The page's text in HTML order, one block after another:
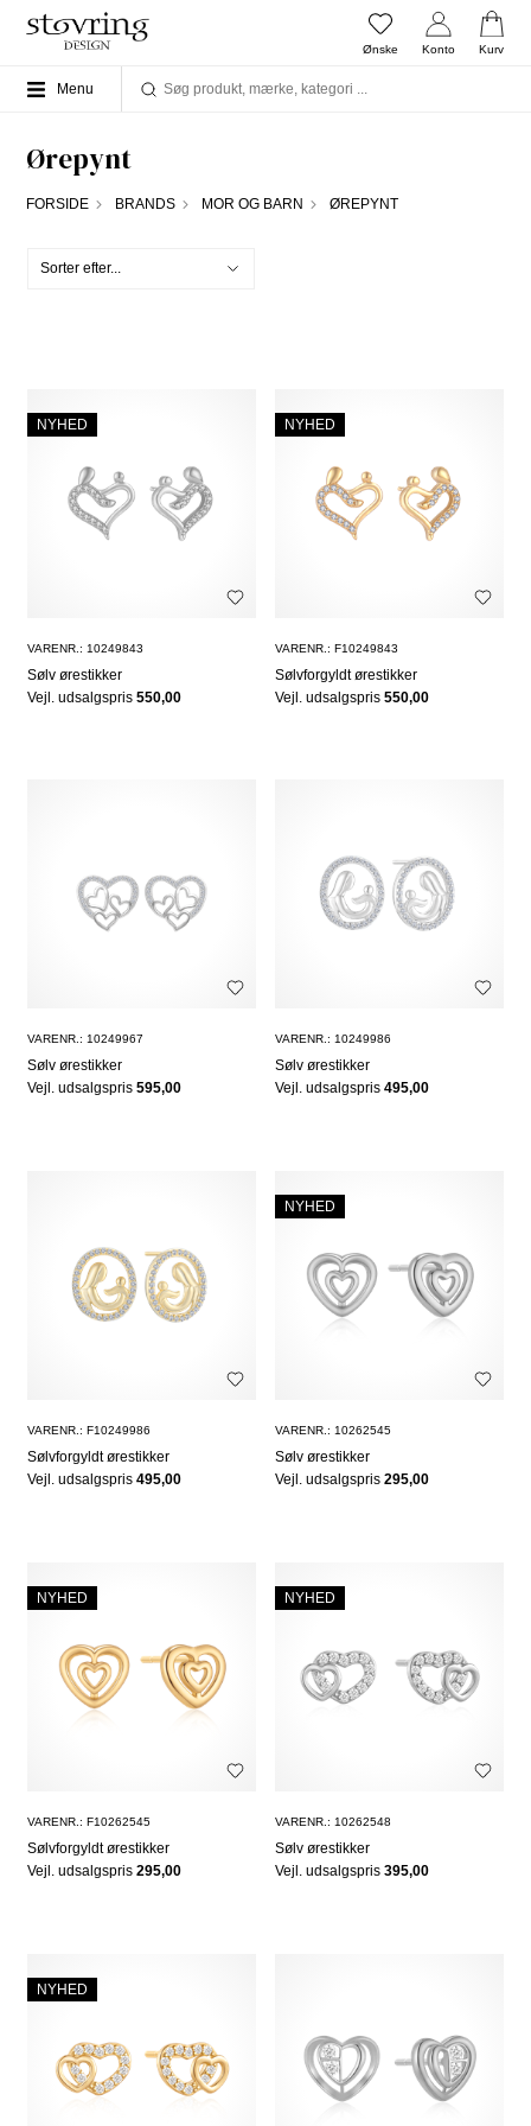
Ønske Konto Kurv
Menu
Ørepynt
FORSIDE BRANDS MOR OG BARN ØREPYNT
NYHED
VARENR.: 10249843
Sølv ørestikker
Vejl. udsalgspris 550,00
NYHED
VARENR.: F10249843
Sølvforgyldt ørestikker
Vejl. udsalgspris550,00
VARENR.: 10249967
Sølv ørestikker
Vejl. udsalgspris 595,00
VARENR.: 10249986
Sølv ørestikker
Vejl. udsalgspris495,00
VARENR.: F10249986
Sølvforgyldt ørestikker
Vejl. udsalgspris 495,00
NYHED
VARENR.: 10262545
Sølv ørestikker
Vejl. udsalgspris295,00
NYHED
VARENR.: F10262545
Sølvforgyldt ørestikker
Vejl. udsalgspris 295,00
NYHED
VARENR.: 10262548
Sølv ørestikker
Vejl. udsalgspris395,00
NYHED